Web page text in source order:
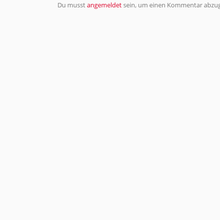
Du musstangemeldetsein, um einen Kommentar